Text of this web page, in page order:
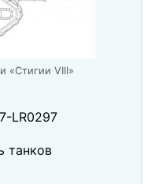
«Стигии VIII»
LR0297
танков